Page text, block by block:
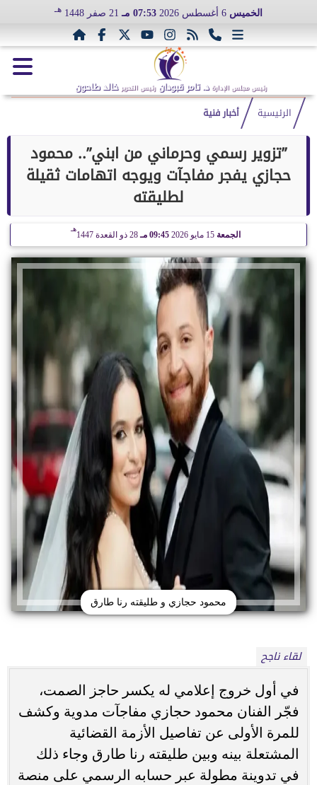
الخميس 07:53 مـ 21 صفر 1448 هـ
رئيس مجلس الإدارة د. تامر قبودان رئيس التحرير خالد طاحون
الرئيسية أخبار فنية
”تزوير رسمي وحرماني من ابني”.. محمود
حجازي يفجر مفاجآت ويوجه اتهامات ثقيلة
لطليقته
الجمعة 09:45 مـ 28 ذو القعدة 1447
هـ
محمود حجازي و طليقته رنا طارق
لقاء ناجح
في أول خروج إعلامي له يكسر حاجز الصمت،
فجّر الفنان محمود حجازي مفاجآت مدوية وكشف
للمرة الأولى عن تفاصيل الأزمة القضائية
المشتعلة بينه وبين طليقته رنا طارق وجاء ذلك
في تدوينة مطولة عبر حسابه الرسمي على منصة